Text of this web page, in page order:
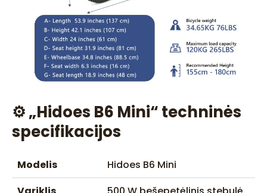
⚙️ „Hidoes B6 Mini“ techninės
specifikacijos
Modelis
Hidoes B6 Mini